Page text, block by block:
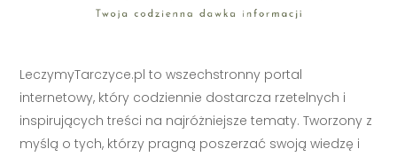
LeczymyTarczyce.pl to wszechstronny portal
internetowy, który codziennie dostarcza rzetelnych i
inspirujących treści na najróżniejsze tematy. Tworzony z
myślą o tych, którzy pragną poszerzać swoją wiedzę i